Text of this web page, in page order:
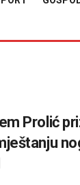
Prolić